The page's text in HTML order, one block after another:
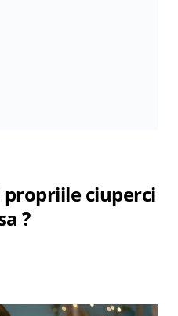
propriile ciuperci
?